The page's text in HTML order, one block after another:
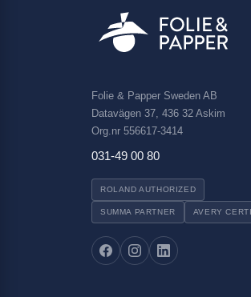
Folie & Papper Sweden AB
Datavägen 37, 436 32 Askim
Org.nr 556617-3414
031-49 00 80
ROLAND AUTHORIZED
SUMMA PARTNER AVERY